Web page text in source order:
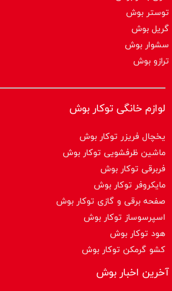
توستر بوش
گریل بوش
سشوار بوش
ترازو بوش
لوازم خانگی توکار بوش
یخچال فریزر توکار بوش
ماشین ظرفشویی توکار بوش
فربرقی توکار بوش
مایکروفر توکار بوش
صفحه برقی و گازی توکار بوش
اسپرسوساز توكار بوش
هود توکار بوش
کشو گرمکن توکار بوش
آخرین اخبار بوش